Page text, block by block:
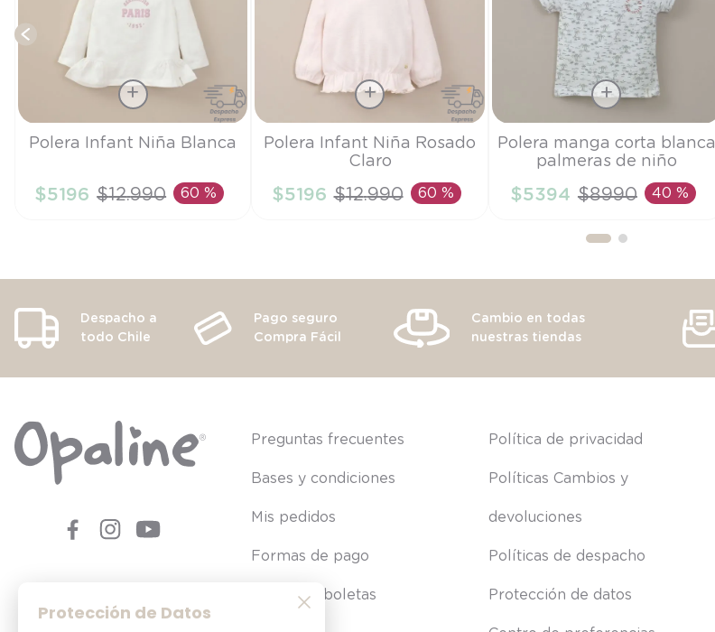
Protección de Datos
Talla
AÑADIR AL CARRITO
Polera Infant Niña Blanca
$5196 $12.990 60 %
Talla
AÑADIR AL CARRITO
Polera Infant Niña Rosado
Claro
$5196 $12.990 60 %
Talla
AÑADIR AL CARRITO
Polera manga corta blanca
palmeras de niño
$5394 $8990 40 %
Despacho a
todo Chile
Pago seguro
Compra Fácil
Cambio en todas
nuestras tiendas
Preguntas frecuentes
Bases y condiciones
Mis pedidos
Formas de pago
Consultar boletas
Política de privacidad
Políticas Cambios y
devoluciones
Políticas de despacho
Protección de datos